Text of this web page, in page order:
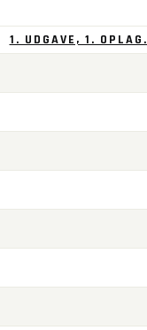
1. UDGAVE, 1. OPLAG.